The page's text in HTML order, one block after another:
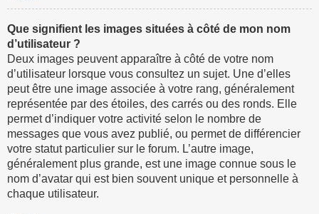
Que signifient les images situées à côté de mon nom
d’utilisateur ?
Deux images peuvent apparaître à côté de votre nom
d’utilisateur lorsque vous consultez un sujet. Une d’elles
peut être une image associée à votre rang, généralement
représentée par des étoiles, des carrés ou des ronds. Elle
permet d’indiquer votre activité selon le nombre de
messages que vous avez publié, ou permet de différencier
votre statut particulier sur le forum. L’autre image,
généralement plus grande, est une image connue sous le
nom d’avatar qui est bien souvent unique et personnelle à
chaque utilisateur.